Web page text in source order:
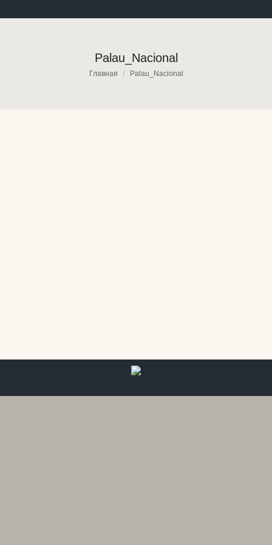
Palau_Nacional
Вы здесь:
Главная Palau_Nacional